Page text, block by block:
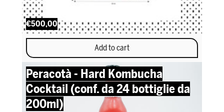
€500,00
Add to cart
Peracotà - Hard Kombucha
Cocktail (conf. da 24 bottiglie da
200ml)